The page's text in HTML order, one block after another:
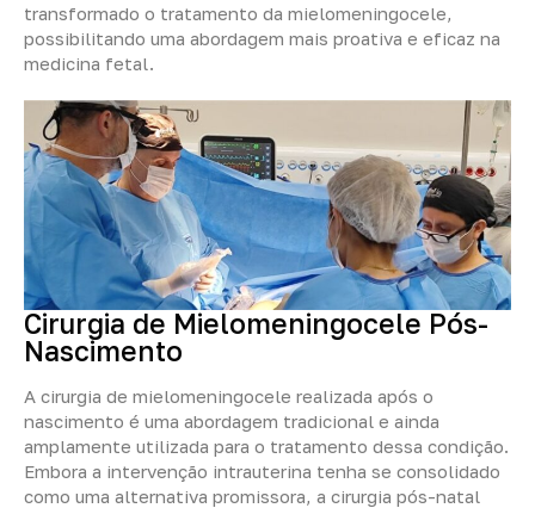
transformado o tratamento da mielomeningocele,
possibilitando uma abordagem mais proativa e eficaz na
medicina fetal.
Cirurgia de Mielomeningocele Pós-
Nascimento
A cirurgia de mielomeningocele realizada após o
nascimento é uma abordagem tradicional e ainda
amplamente utilizada para o tratamento dessa condição.
Embora a intervenção intrauterina tenha se consolidado
como uma alternativa promissora, a cirurgia pós-natal